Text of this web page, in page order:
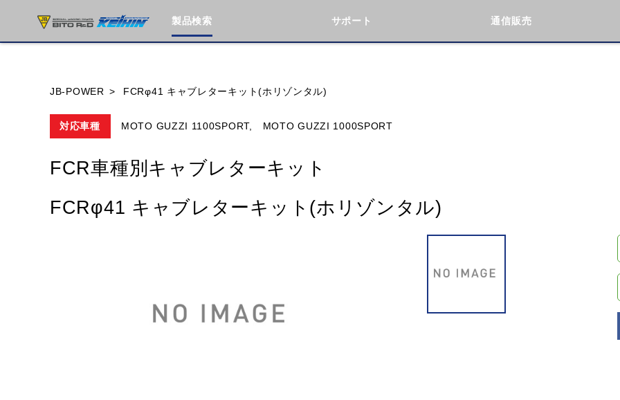
製品検索 サポート 通信販売
閉じる
JB-POWER FCRφ41 キャブレターキット(ホリゾンタル)
対応車種 MOTO GUZZI 1100SPORT, MOTO GUZZI 1000SPORT
FCR車種別キャブレターキット
FCRφ41 キャブレターキット(ホリゾンタル)